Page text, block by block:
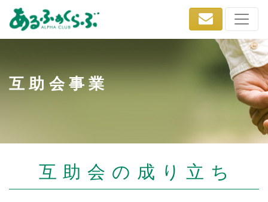
互助会事業
互助会の成り立ち